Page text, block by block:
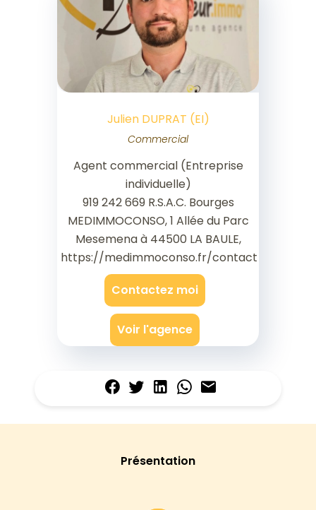
Julien DUPRAT (EI)
Commercial
Agent commercial (Entreprise
individuelle)
919 242 669 R.S.A.C. Bourges
MEDIMMOCONSO, 1 Allée du Parc
Mesemena à 44500 LA BAULE,
https://medimmoconso.fr/contact
Contactez moi
Voir l'agence
Présentation